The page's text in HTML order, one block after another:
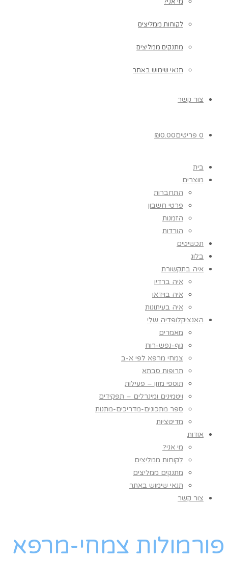
לקוחות ממליצים
מתנקים ממליצים
תנאי שימוש באתר
צור קשר
0 פריטים ₪0.00
בית
מוצרים
התחברות
פרטי חשבון
הזמנות
הורדות
תכשיטים
בלוג
איה בתקשורת
איה ברדיו
איה בוידאו
איה בעיתונות
האנציקלופדיה שלי
מאמרים
גוף-נפש-רוח
צמחי מרפא לפי א-ב
תרופות סבתא
תוספי מזון – פעילות
ויטמינים ומינרלים – תפקידים
ספר מתכונים-מדריכים-מתנות
מדיטציות
אודות
מי אני?
לקוחות ממליצים
מתנקים ממליצים
תנאי שימוש באתר
צור קשר
פורמולות צמחי-מרפא